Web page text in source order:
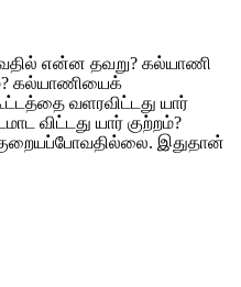
என்ன தவறு? கல்யாணி
கல்யாணியைக்
வளரவிட்டது யார்
விட்டது யார் குற்றம்?
இதுதான்